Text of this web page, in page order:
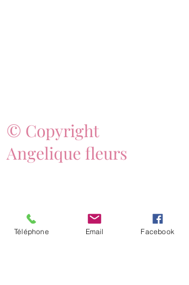
© Copyright
Angelique fleurs
Téléphone Email Facebook